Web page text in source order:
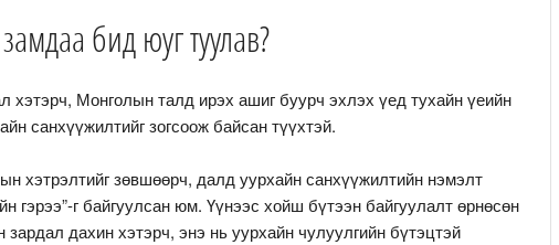
бид юуг туулав?
хэтэрч, Монголын талд ирэх ашиг буурч эхлэх үед тухайн үеийн
санхүүжилтийг зогсоож байсан түүхтэй.
хэтрэлтийг зөвшөөрч, далд уурхайн санхүүжилтийн нэмэлт
гэрээ”-г байгуулсан юм. Үүнээс хойш бүтээн байгуулалт өрнөсөн
дахин хэтэрч, энэ нь уурхайн чулуулгийн бүтэцтэй